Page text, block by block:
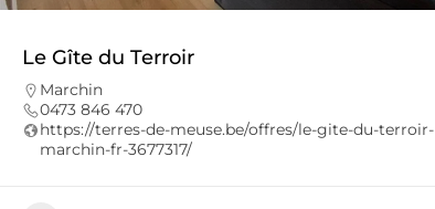
Le Gîte du Terroir
Marchin
0473 846 470
https://terres-de-meuse.be/offres/le-gite-du-terroir-
marchin-fr-3677317/